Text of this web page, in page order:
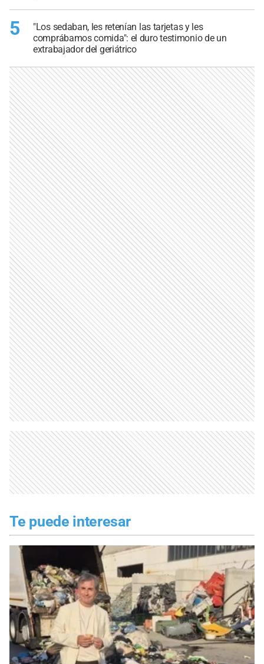
5
"Los sedaban, les retenían las tarjetas y les
comprábamos comida": el duro testimonio de un
extrabajador del geriátrico
Te puede interesar